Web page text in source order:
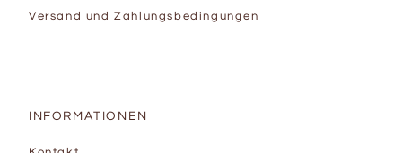
Versand und Zahlungsbedingungen
INFORMATIONEN